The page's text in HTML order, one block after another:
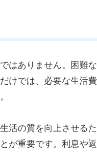
はありません。困難
けでは、必要な生活
活の質を向上させる
が重要です。利息や